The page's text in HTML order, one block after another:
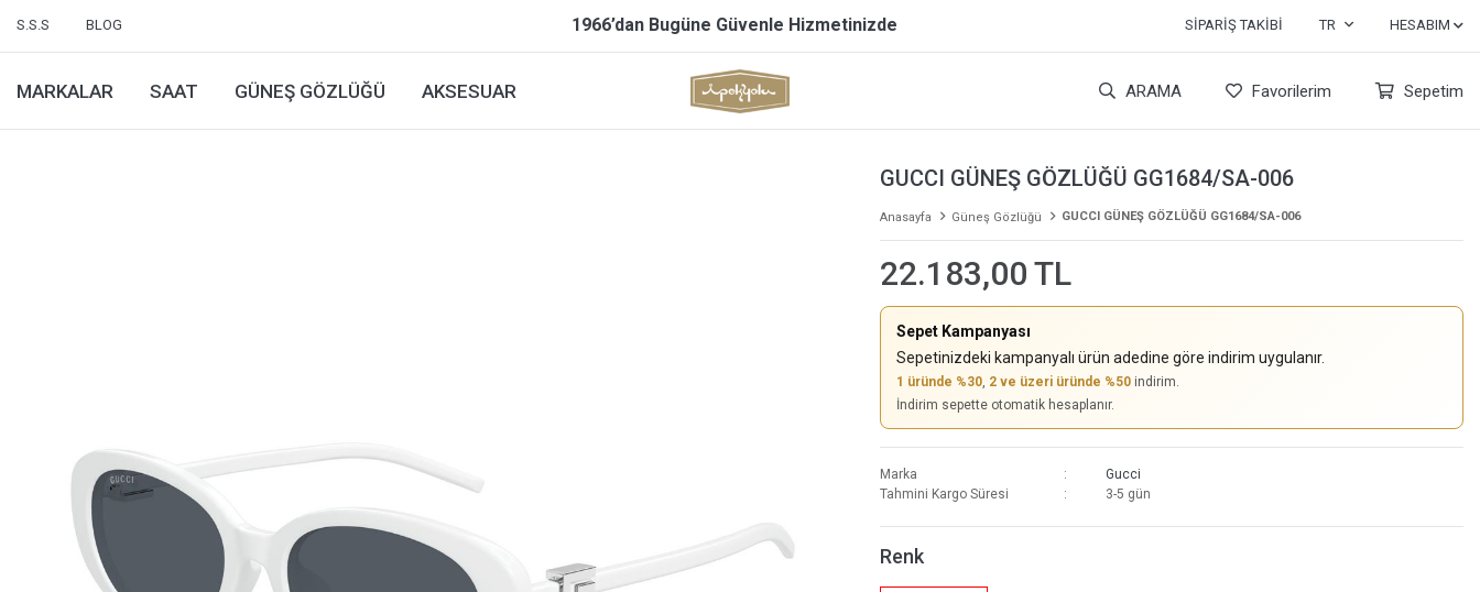
S.S.S BLOG 1966’dan Bugüne Güvenle Hizmetinizde SIPARIŞ TAKIBI TR HESABIM
MARKALAR SAAT GÜNEŞ GÖZLÜĞÜ AKSESUAR ARAMA Favorilerim Sepetim
GUCCI GÜNEŞ GÖZLÜĞÜ GG1684/SA-006
Anasayfa Güneş Gözlüğü GUCCI GÜNEŞ GÖZLÜĞÜ GG1684/SA-006
22.183,00 TL
Sepet Kampanyası
Sepetinizdeki kampanyalı ürün adedine göre indirim uygulanır.
1 üründe %30, 2 ve üzeri üründe %50indirim.
İndirim sepette otomatik hesaplanır.
Marka
Gucci
Tahmini Kargo Süresi
3-5 gün
Renk